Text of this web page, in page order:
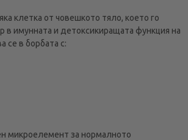
клетка от човешкото тяло, което го
в имунната и детоксикиращата функция на
се в борбата с:
микроелемент за нормалното